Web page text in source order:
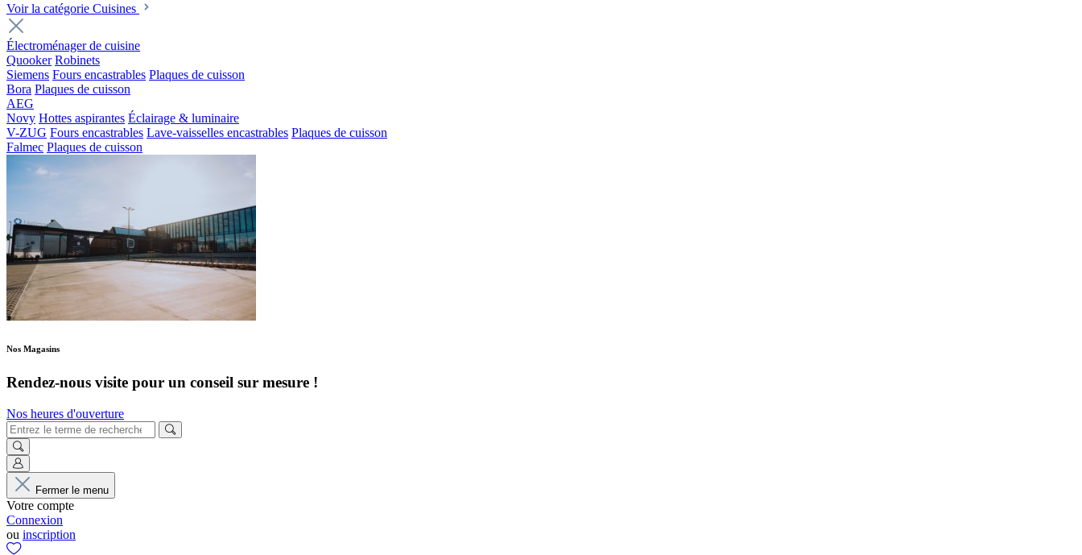
Voir la catégorie Cuisines
Électroménager de cuisine
Quooker Robinets
Siemens Fours encastrables Plaques de cuisson
Bora Plaques de cuisson
AEG
Novy Hottes aspirantes Éclairage & luminaire
V-ZUG Fours encastrables Lave-vaisselles encastrables Plaques de cuisson
Falmec Plaques de cuisson
Nos Magasins
Rendez-nous visite pour un conseil sur mesure !
Nos heures d'ouverture
Fermer le menu
Votre compte
Connexion
ou inscription